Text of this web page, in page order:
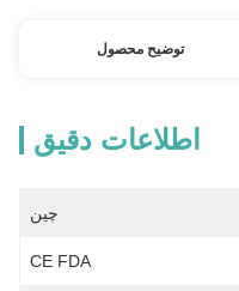
توضیح محصول
اطلاعات دقیق
چین
CE FDA